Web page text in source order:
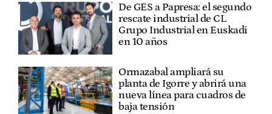
De GES a Papresa: el segundo
rescate industrial de CL
Grupo Industrial en Euskadi
en 10 años
Ormazabal ampliará su
planta de Igorre y abrirá una
nueva línea para cuadros de
baja tensión